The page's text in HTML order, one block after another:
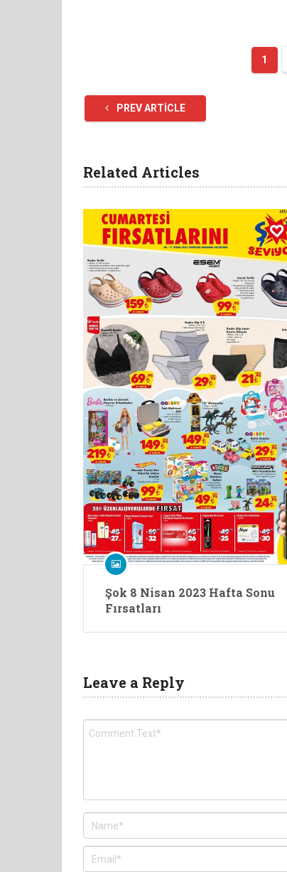
1
PREV ARTICLE
Related Articles
Şok 8 Nisan 2023 Hafta Sonu
Fırsatları
Leave a Reply